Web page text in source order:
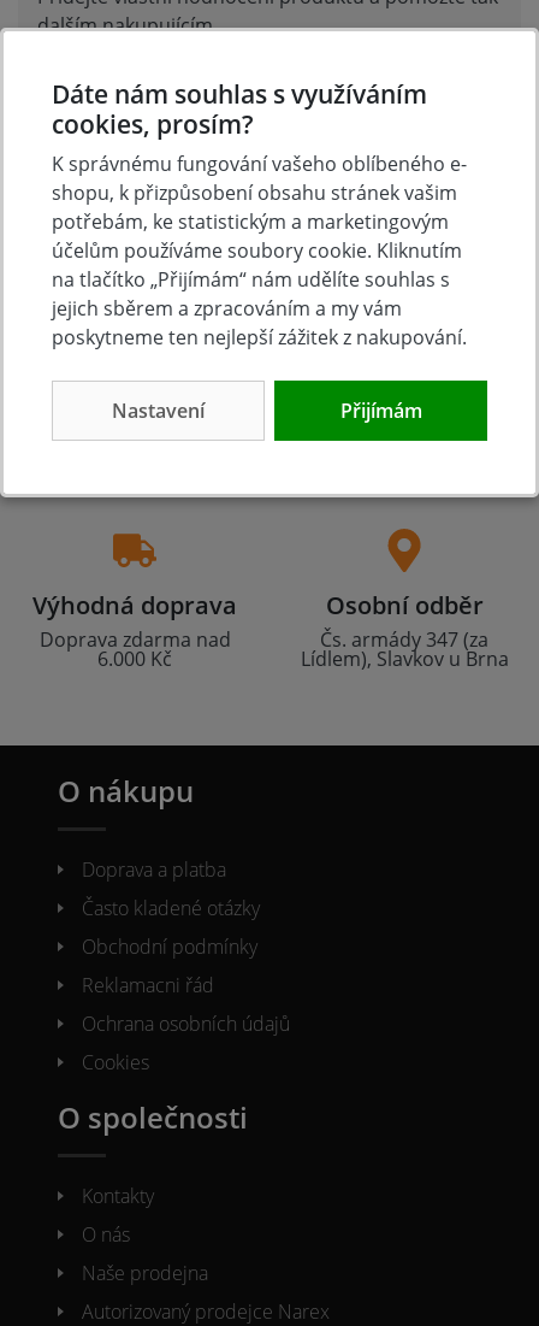
dalším nakupujícím.
Přidat vlastní hodnocení
Tradice
23 let na trhu
Zboží skladem
Zázemí kamenné
Výhodná doprava
Doprava zdarma nad
6.000 Kč
Osobní odběr
Čs. armády 347 (za
Lídlem), Slavkov u Brna
O nákupu
Doprava a platba
Často kladené otázky
Obchodní podmínky
Reklamacni řád
Ochrana osobních údajů
Cookies
O společnosti
Kontakty
O nás
Naše prodejna
Autorizovaný prodejce Narex
Dáte nám souhlas s využíváním
cookies, prosím?
K správnému fungování vašeho oblíbeného e-
shopu, k přizpůsobení obsahu stránek vašim
potřebám, ke statistickým a marketingovým
účelům používáme soubory cookie. Kliknutím
na tlačítko „Přijímám“ nám udělíte souhlas s
jejich sběrem a zpracováním a my vám
poskytneme ten nejlepší zážitek z nakupování.
Nastavení Přijímám